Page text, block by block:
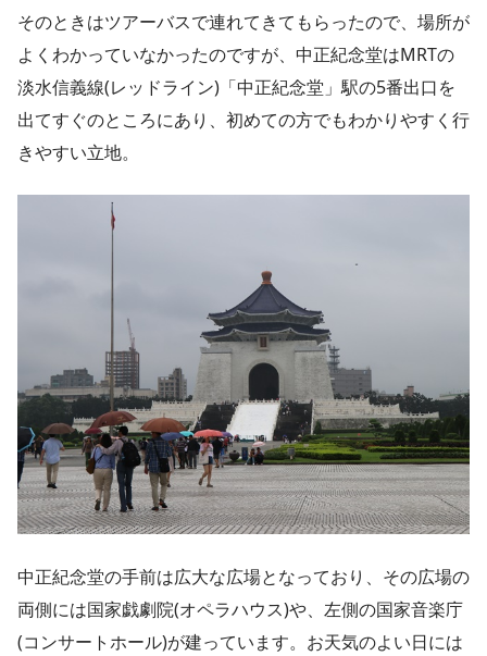
そのときはツアーバスで連れてきてもらったので、場所が
よくわかっていなかったのですが、中正紀念堂はMRTの
淡水信義線(レッドライン)「中正紀念堂」駅の5番出口を
出てすぐのところにあり、初めての方でもわかりやすく行
きやすい立地。
中正紀念堂の手前は広大な広場となっており、その広場の
両側には国家戯劇院(オペラハウス)や、左側の国家音楽庁
(コンサートホール)が建っています。お天気のよい日には